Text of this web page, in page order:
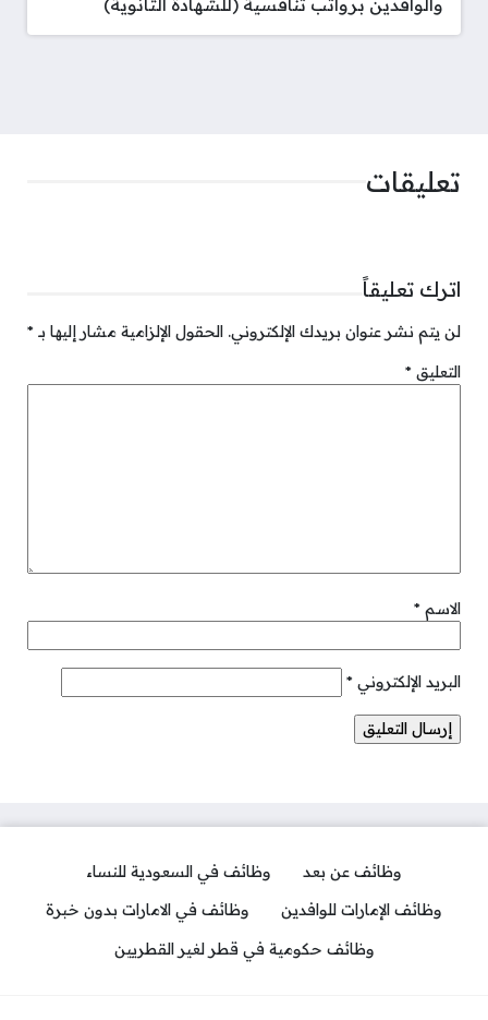
والوافدين برواتب تنافسية (للشهادة الثانوية)
تعليقات
اترك تعليقاً
لن يتم نشر عنوان بريدك الإلكتروني. الحقول الإلزامية مشار إليها بـ *
التعليق *
الاسم *
البريد الإلكتروني *
وظائف عن بعد
وظائف في السعودية للنساء
وظائف الإمارات للوافدين
وظائف في الامارات بدون خبرة
وظائف حكومية في قطر لغير القطريين